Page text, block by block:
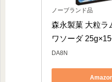
ノーブランド品
森永製菓 大粒ラ
ワソーダ
DA8N